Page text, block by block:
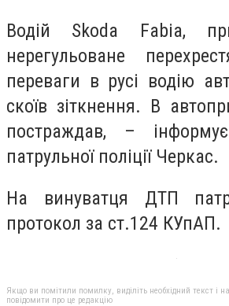
Водій Skoda Fabia,
нерегульоване
переваги в русі водію
скоїв зіткнення. В
постраждав, –
патрульної поліції Черкас.
На винуватця ДТП
протокол за ст.124 КУпАП.
Якщо ви помітили помилку, виділіть необхідний текст і
повідомити про це редакцію